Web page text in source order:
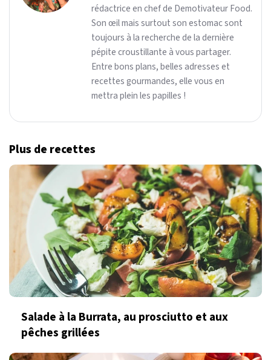
rédactrice en chef de Demotivateur Food.
Son œil mais surtout son estomac sont
toujours à la recherche de la dernière
pépite croustillante à vous partager.
Entre bons plans, belles adresses et
recettes gourmandes, elle vous en
mettra plein les papilles !
Plus de recettes
Salade à la Burrata, au prosciutto et aux
pêches grillées